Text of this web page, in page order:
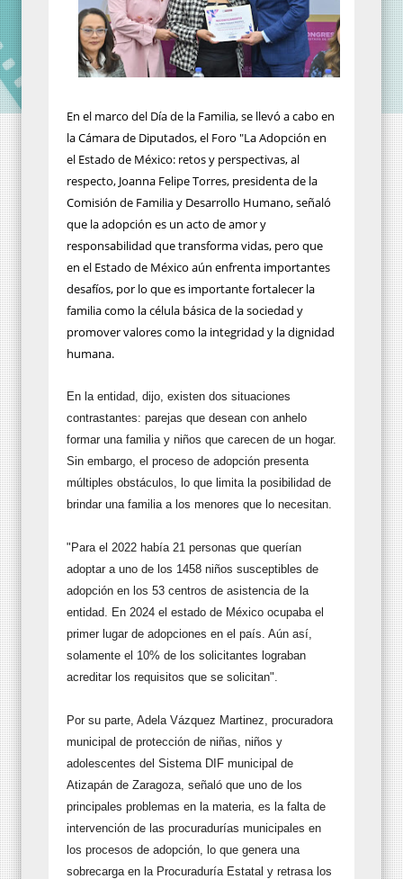
En el marco del Día de la Familia, se llevó a cabo en
la Cámara de Diputados, el Foro "La Adopción en
el Estado de México: retos y perspectivas, al
respecto, Joanna Felipe Torres, presidenta de la
Comisión de Familia y Desarrollo Humano, señaló
que la adopción es un acto de amor y
responsabilidad que transforma vidas, pero que
en el Estado de México aún enfrenta importantes
desafíos, por lo que es importante fortalecer la
familia como la célula básica de la sociedad y
promover valores como la integridad y la dignidad
humana.
En la entidad, dijo, existen dos situaciones
contrastantes: parejas que desean con anhelo
formar una familia y niños que carecen de un hogar.
Sin embargo, el proceso de adopción presenta
múltiples obstáculos, lo que limita la posibilidad de
brindar una familia a los menores que lo necesitan.
"Para el 2022 había 21 personas que querían
adoptar a uno de los 1458 niños susceptibles de
adopción en los 53 centros de asistencia de la
entidad. En 2024 el estado de México ocupaba el
primer lugar de adopciones en el país. Aún así,
solamente el 10% de los solicitantes lograban
acreditar los requisitos que se solicitan".
Por su parte, Adela Vázquez Martinez, procuradora
municipal de protección de niñas, niños y
adolescentes del Sistema DIF municipal de
Atizapán de Zaragoza, señaló que uno de los
principales problemas en la materia, es la falta de
intervención de las procuradurías municipales en
los procesos de adopción, lo que genera una
sobrecarga en la Procuraduría Estatal y retrasa los